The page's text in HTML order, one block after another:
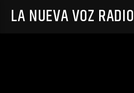
LA NUEVA VOZ RADIO